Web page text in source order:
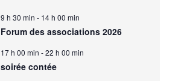
9 h 30 min - 14 h 00 min
Forum des associations 2026
17 h 00 min -22 h 00 min
soirée contée